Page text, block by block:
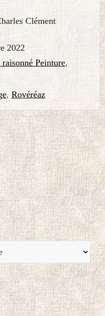
Clément
2022
Peinture,
, Rovéréaz